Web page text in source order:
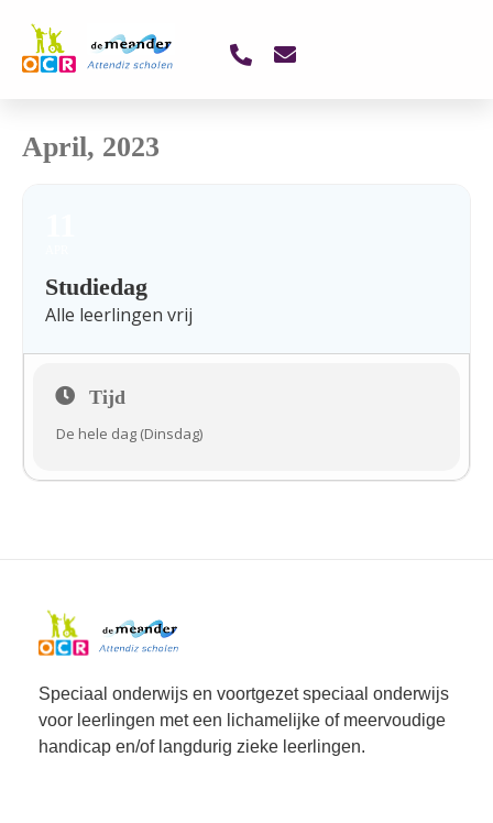
April, 2023
Studiedag
Alle leerlingen vrij
Tijd
De hele dag (Dinsdag)
Speciaal onderwijs en voortgezet speciaal onderwijs
voor leerlingen met een lichamelijke of meervoudige
handicap en/of langdurig zieke leerlingen.